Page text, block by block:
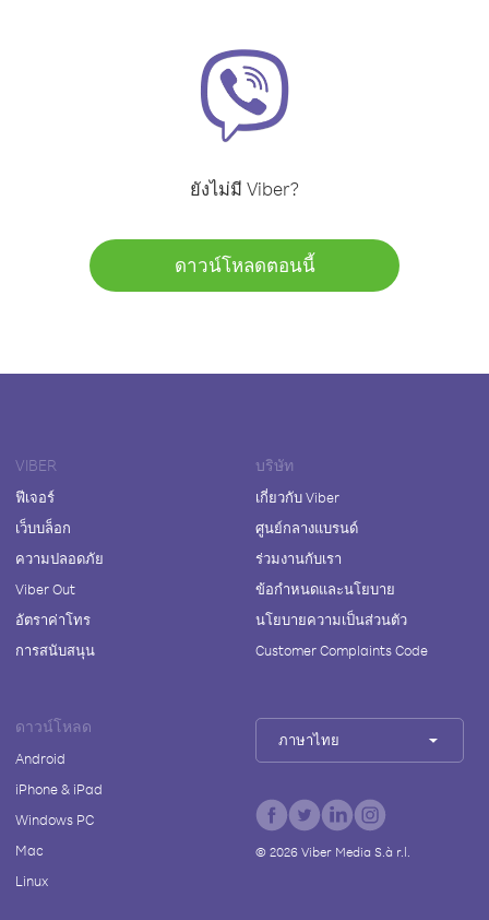
ยังไม่มี Viber?
ดาวน์โหลดตอนนี้
VIBER
ฟีเจอร์
เว็บบล็อก
ความปลอดภัย
Viber Out
อัตราค่าโทร
การสนับสนุน
บริษัท
เกี่ยวกับ Viber
ศูนย์กลางแบรนด์
ร่วมงานกับเรา
ข้อกำหนดและนโยบาย
นโยบายความเป็นส่วนตัว
Customer Complaints Code
ดาวน์โหลด
Android
iPhone & iPad
Windows PC
Mac
Linux
ภาษาไทย
© 2026Viber Media S.à r.l.